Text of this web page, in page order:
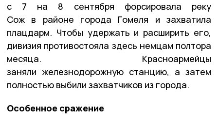
с 7 на 8 сентября форсировала реку
Сож в районе города Гомеля и захватила
плацдарм. Чтобы удержать и расширить его,
дивизия противостояла здесь немцам полтора
месяца. Красноармейцы
заняли железнодорожную станцию, а затем
полностью выбили захватчиков из города.
Особенное сражение